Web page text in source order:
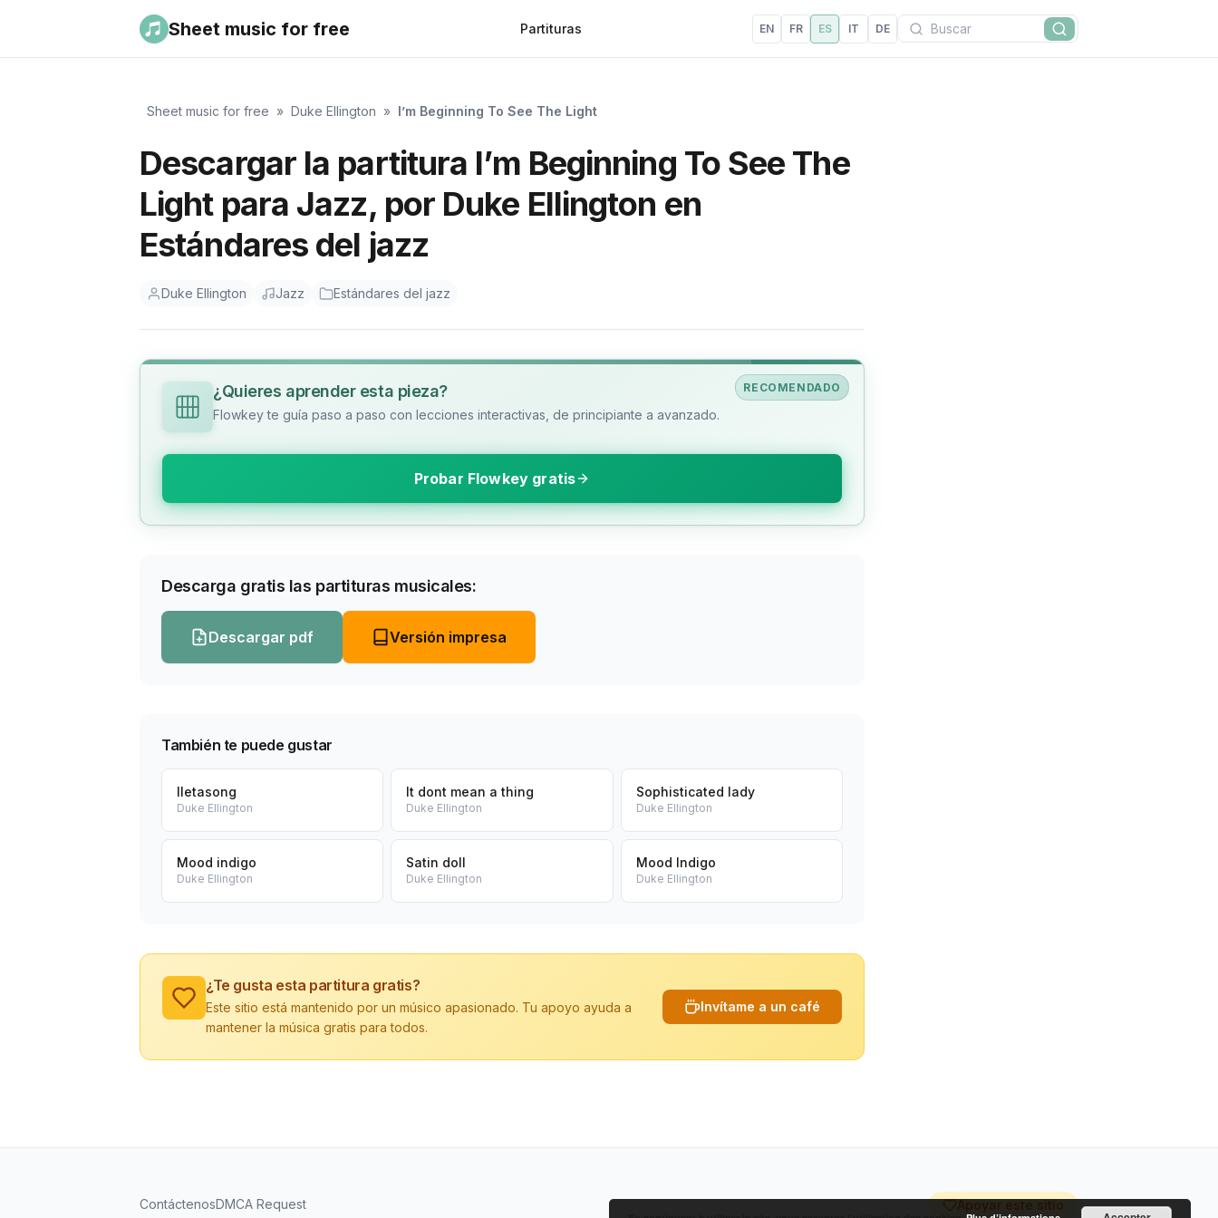
Sheet music for free Partituras EN FR ES IT DE Buscar
Buscar
Sheet music for free » Duke Ellington » I’m Beginning To See The Light
Descargar la partitura I’m Beginning To See The
Light para Jazz, por Duke Ellington en
Estándares del jazz
Duke Ellington Jazz Estándares del jazz
RECOMENDADO
¿Quieres aprender esta pieza?
Flowkey te guía paso a paso con lecciones interactivas, de principiante a avanzado.
Probar Flowkey gratis
Descarga gratis las partituras musicales:
Descargar pdf Versión impresa
También te puede gustar
Iletasong
Duke Ellington
It dont mean a thing
Duke Ellington
Sophisticated lady
Duke Ellington
Mood indigo
Duke Ellington
Satin doll
Duke Ellington
Mood Indigo
Duke Ellington
¿Te gusta esta partitura gratis?
Este sitio está mantenido por un músico apasionado. Tu apoyo ayuda a
mantener la música gratis para todos.
Invítame a un café
ContáctenosDMCA Request Apoyar este sitio